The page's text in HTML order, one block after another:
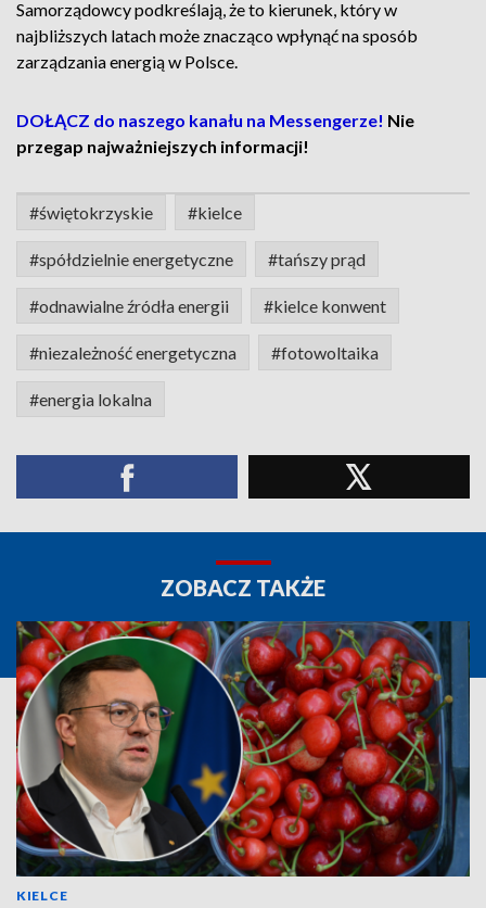
Samorządowcy podkreślają, że to kierunek, który w
najbliższych latach może znacząco wpłynąć na sposób
zarządzania energią w Polsce.
DOŁĄCZ do naszego kanału na Messengerze! Nie
przegap najważniejszych informacji!
#świętokrzyskie #kielce
#spółdzielnie energetyczne #tańszy prąd
#odnawialne źródła energii #kielce konwent
#niezależność energetyczna #fotowoltaika
#energia lokalna
ZOBACZ TAKŻE
KIELCE